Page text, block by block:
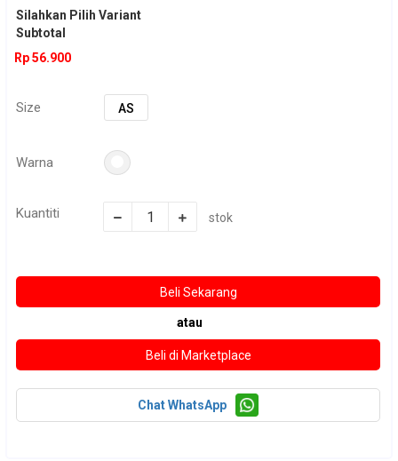
Silahkan Pilih Variant
Subtotal
Rp 56.900
Size AS
Warna
Kuantiti stok
atau
Chat WhatsApp